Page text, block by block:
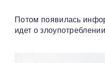
Потом появилась
идет о